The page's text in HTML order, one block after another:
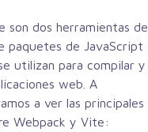
son dos herramientas de
paquetes de JavaScript
utilizan para compilar y
web. A
a ver las principales
Webpack y Vite: